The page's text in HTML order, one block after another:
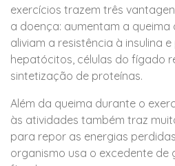
exercícios trazem três
a doença: aumentam a
aliviam a resistência à insulina
hepatócitos, células do fígado
sintetização de proteínas.
Além da queima durante o
às atividades também traz
para repor as energias
organismo usa o excedente